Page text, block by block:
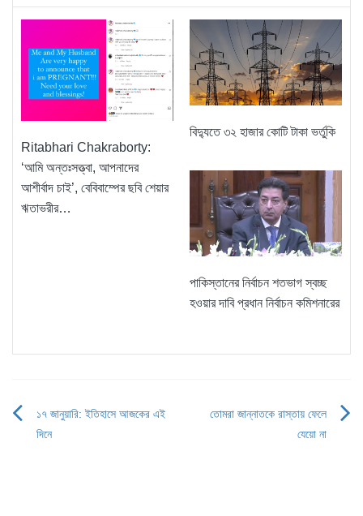
Ritabhari Chakraborty:
‘আমি অন্তঃসত্ত্বা, আপনাদের
আশীর্বাদ চাই’, বেবিবাম্পের ছবি শেয়ার
ঋতাভরীর…
বিদ্যুতে ৩২ হাজার কোটি টাকা ভর্তুকি
পাকিস্তানের নির্বাচন শতভাগ স্বচ্ছ
হওয়ার দাবি প্রধান নির্বাচন কমিশনারের
Post
১৭ জানুয়ারি: ইতিহাসে আজকের এই
দিনে
তোমরা জান্নাতকে রাস্তায় ফেলে
যেয়ো না